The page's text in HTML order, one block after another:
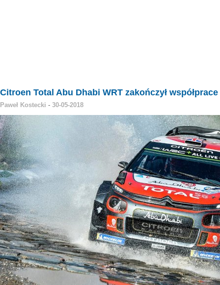
Citroen Total Abu Dhabi WRT zakończył współprace
Paweł Kostecki - 30-05-2018